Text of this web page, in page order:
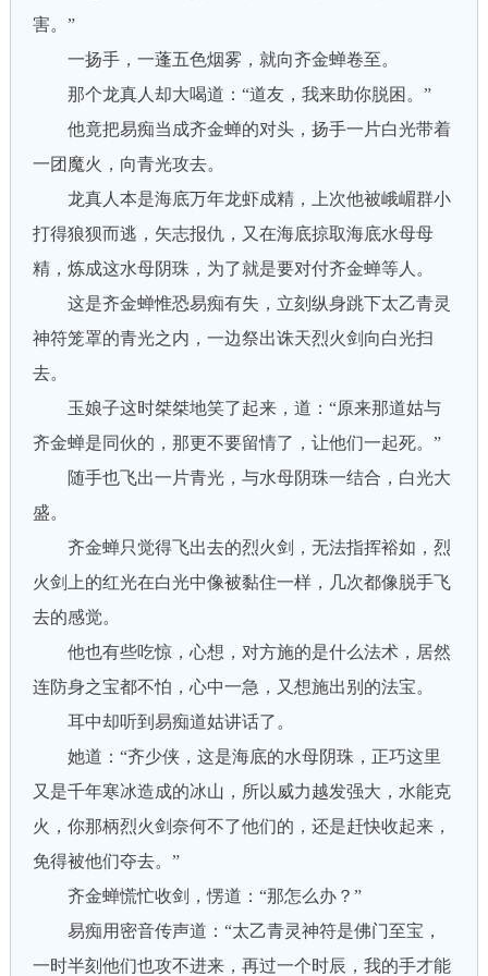
害。”
一扬手，一蓬五色烟雾，就向齐金蝉卷至。
那个龙真人却大喝道：“道友，我来助你脱困。”
他竟把易痴当成齐金蝉的对头，扬手一片白光带着
一团魔火，向青光攻去。
龙真人本是海底万年龙虾成精，上次他被峨嵋群小
打得狼狈而逃，矢志报仇，又在海底掠取海底水母母
精，炼成这水母阴珠，为了就是要对付齐金蝉等人。
这是齐金蝉惟恐易痴有失，立刻纵身跳下太乙青灵
神符笼罩的青光之内，一边祭出诛天烈火剑向白光扫
去。
玉娘子这时桀桀地笑了起来，道：“原来那道姑与
齐金蝉是同伙的，那更不要留情了，让他们一起死。”
随手也飞出一片青光，与水母阴珠一结合，白光大
盛。
齐金蝉只觉得飞出去的烈火剑，无法指挥裕如，烈
火剑上的红光在白光中像被黏住一样，几次都像脱手飞
去的感觉。
他也有些吃惊，心想，对方施的是什么法术，居然
连防身之宝都不怕，心中一急，又想施出别的法宝。
耳中却听到易痴道姑讲话了。
她道：“齐少侠，这是海底的水母阴珠，正巧这里
又是千年寒冰造成的冰山，所以威力越发强大，水能克
火，你那柄烈火剑奈何不了他们的，还是赶快收起来，
免得被他们夺去。”
齐金蝉慌忙收剑，愣道：“那怎么办？”
易痴用密音传声道：“太乙青灵神符是佛门至宝，
一时半刻他们也攻不进来，再过一个时辰，我的手才能